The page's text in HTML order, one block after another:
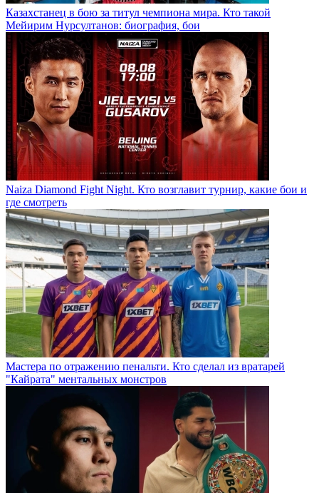
Казахстанец в бою за титул чемпиона мира. Кто такой
Мейирим Нурсултанов: биография, бои
Naiza Diamond Fight Night. Кто возглавит турнир, какие бои и
где смотреть
Мастера по отражению пенальти. Кто сделал из вратарей
"Кайрата" ментальных монстров